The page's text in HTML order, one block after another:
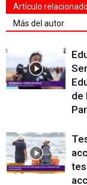
Artículo
Más del autor
de